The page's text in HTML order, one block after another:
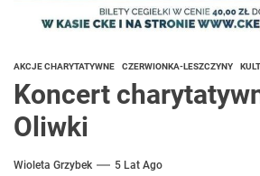
AKCJE CHARYTATYWNE CZERWIONKA-LESZCZYNY
Koncert
Oliwki
Wioleta Grzybek 5 Lat Ago